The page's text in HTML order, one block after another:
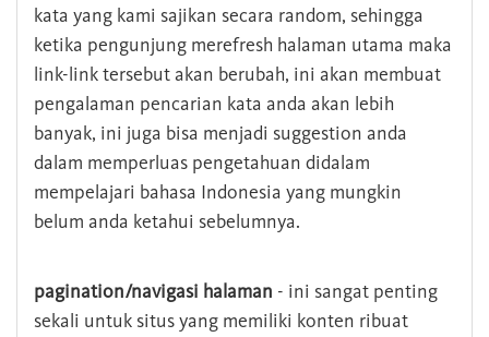
kata yang kami sajikan secara random, sehingga
ketika pengunjung merefresh halaman utama maka
link-link tersebut akan berubah, ini akan membuat
pengalaman pencarian kata anda akan lebih
banyak, ini juga bisa menjadi suggestion anda
dalam memperluas pengetahuan didalam
mempelajari bahasa Indonesia yang mungkin
belum anda ketahui sebelumnya.
pagination/navigasi halaman - ini sangat penting
sekali untuk situs yang memiliki konten ribuat